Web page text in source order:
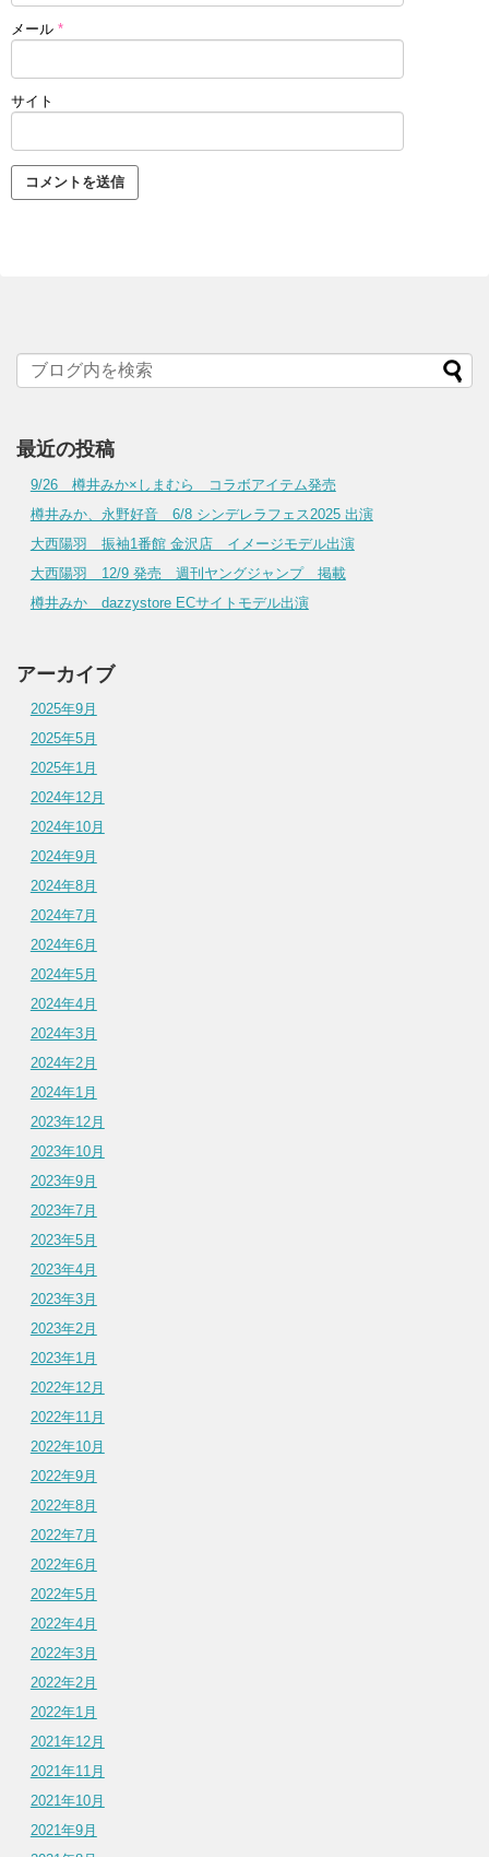
メール *
サイト
最近の投稿
9/26 樽井みか×しまむら コラボアイテム発売
樽井みか、永野好音 6/8 シンデレラフェス2025 出演
大西陽羽 振袖1番館 金沢店 イメージモデル出演
大西陽羽 12/9 発売 週刊ヤングジャンプ 掲載
樽井みか dazzystore ECサイトモデル出演
アーカイブ
2025年9月
2025年5月
2025年1月
2024年12月
2024年10月
2024年9月
2024年8月
2024年7月
2024年6月
2024年5月
2024年4月
2024年3月
2024年2月
2024年1月
2023年12月
2023年10月
2023年9月
2023年7月
2023年5月
2023年4月
2023年3月
2023年2月
2023年1月
2022年12月
2022年11月
2022年10月
2022年9月
2022年8月
2022年7月
2022年6月
2022年5月
2022年4月
2022年3月
2022年2月
2022年1月
2021年12月
2021年11月
2021年10月
2021年9月